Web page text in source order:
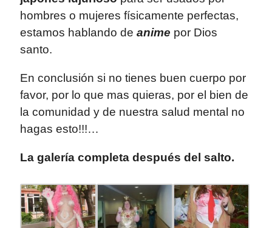
hombres o mujeres físicamente perfectas,
estamos hablando de anime por Dios
santo.
En conclusión si no tienes buen cuerpo por
favor, por lo que mas quieras, por el bien de
la comunidad y de nuestra salud mental no
hagas esto!!!…
La galería completa después del salto.